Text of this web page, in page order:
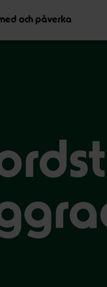
och påverka